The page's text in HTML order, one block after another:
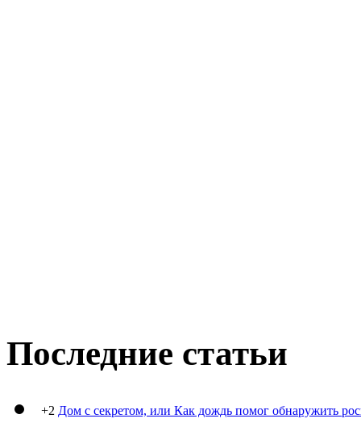
Последние статьи
+2 Дом с секретом, или Как дождь помог обнаружить